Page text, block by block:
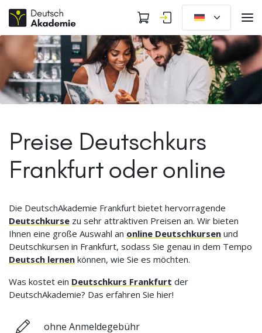
Preise Deutschkurs
Frankfurt oder online
Die DeutschAkademie Frankfurt bietet hervorragende
Deutschkurse zu sehr attraktiven Preisen an. Wir bieten
Ihnen eine große Auswahl an online Deutschkursen und
Deutschkursen in Frankfurt, sodass Sie genau in dem Tempo
Deutsch lernen können, wie Sie es möchten.
Was kostet ein Deutschkurs Frankfurt der
DeutschAkademie? Das erfahren Sie hier!
ohne Anmeldegebühr